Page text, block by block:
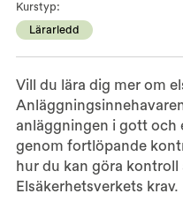
Kurstyp:
Lärarledd
Vill du lära dig mer om
anläggningen i gott och
genom fortlöpande
hur du kan göra
Elsäkerhetsverkets krav.